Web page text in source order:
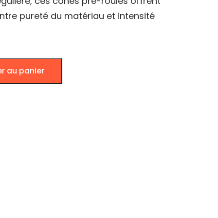
pureté du matériau et intensité
au panier